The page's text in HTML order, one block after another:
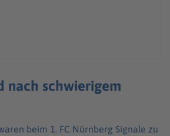
nach schwierigem
beim 1. FC Nürnberg Signale zu